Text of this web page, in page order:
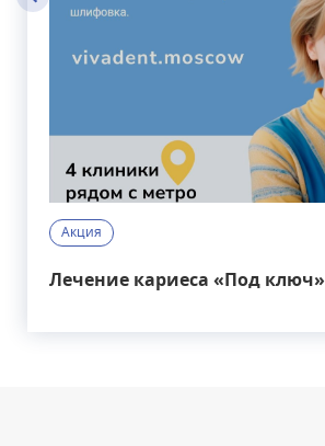
Акция
Лечение кариеса «Под ключ»